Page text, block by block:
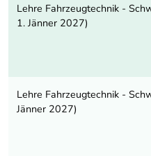
Lehre Fahrzeugtechnik -
1. Jänner 2027)
Lehre Fahrzeugtechnik -
Jänner 2027)